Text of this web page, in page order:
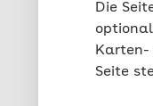
Die
Karten-
Seite